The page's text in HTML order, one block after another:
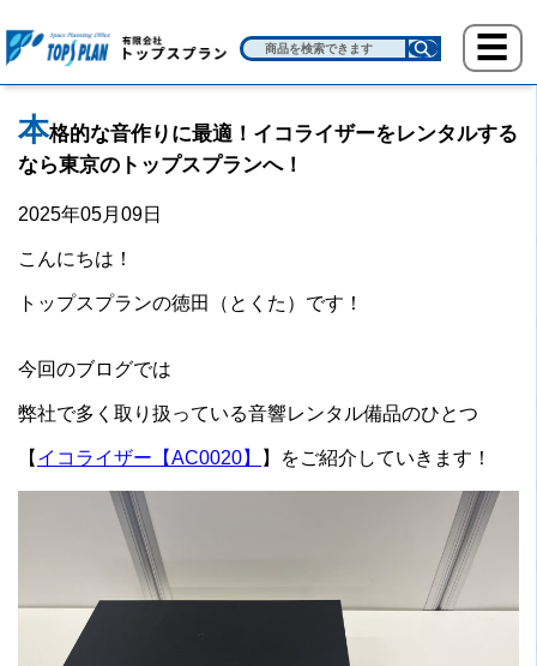
本格的な音作りに最適！イコライザーをレンタルする
なら東京のトップスプランへ！
2025年05月09日
こんにちは！
トップスプランの徳田（とくた）です！
今回のブログでは
弊社で多く取り扱っている音響レンタル備品のひとつ
【 イコライザー【AC0020】 】をご紹介していきます！